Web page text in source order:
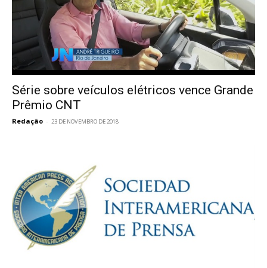
Série sobre veículos elétricos vence Grande
Prêmio CNT
Redação - 23 DE NOVEMBRO DE 2018